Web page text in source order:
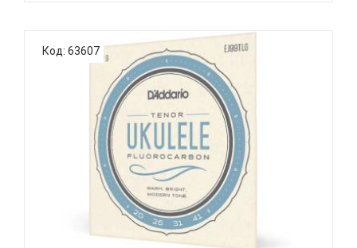
Компания Flight постоянно расширяет
ассортимент доступных аксессуаров для укулеле.
Представляем вам новинку 2020 года - струны для
укулеле размера тенор FLIGHT FUST-100. Часто
упускаются из виду, что струны оказывают
огромное влияние на звучание уку..
Код: 63607
D'ADDARIO EJ99TLG - СТРУНЫ ДЛЯ УКУЛЕЛЕ